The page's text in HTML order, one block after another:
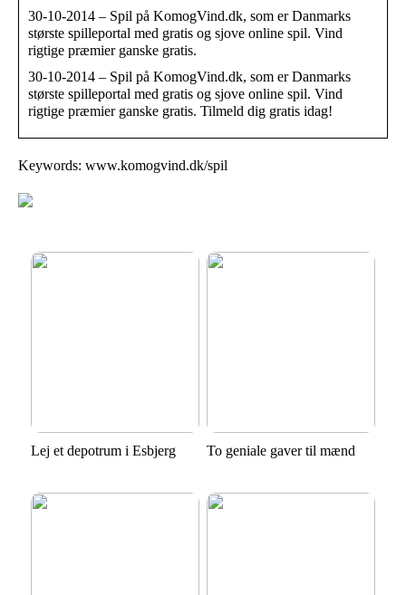
30-10-2014 – Spil på KomogVind.dk, som er Danmarks
største spilleportal med gratis og sjove online spil. Vind
rigtige præmier ganske gratis.
30-10-2014 – Spil på KomogVind.dk, som er Danmarks
største spilleportal med gratis og sjove online spil. Vind
rigtige præmier ganske gratis. Tilmeld dig gratis idag!
Keywords: www.komogvind.dk/spil
Lej et depotrum i Esbjerg To geniale gaver til mænd